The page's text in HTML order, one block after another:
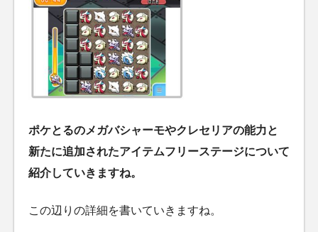
ポケとるのメガバシャーモやクレセリアの能力と
新たに追加されたアイテムフリーステージについて
紹介していきますね。
この辺りの詳細を書いていきますね。